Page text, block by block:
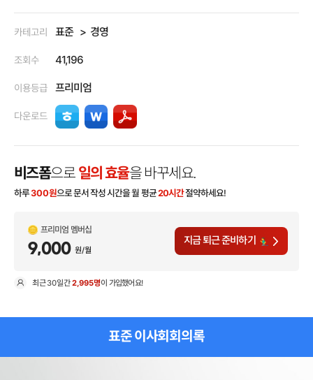
카테고리 표준 경영
조회수 41,196
이용등급 프리미엄
다운로드
비즈폼으로 일의 효율을 바꾸세요.
하루300원으로 문서 작성 시간을 월 평균20시간절약하세요!
프리미엄 멤버십
9,000 원/월
지금 퇴근 준비하기
최근30일간2,995명이 가입했어요!
표준 이사회회의록